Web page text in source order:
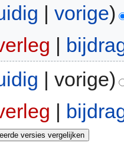
|vorige)
| vorige)
|